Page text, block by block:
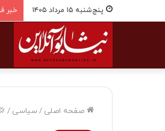
پنج‌شنبه ۱۵ مرداد ۱۴۰۵ خبر
صفحه اصلی /سیاسی /